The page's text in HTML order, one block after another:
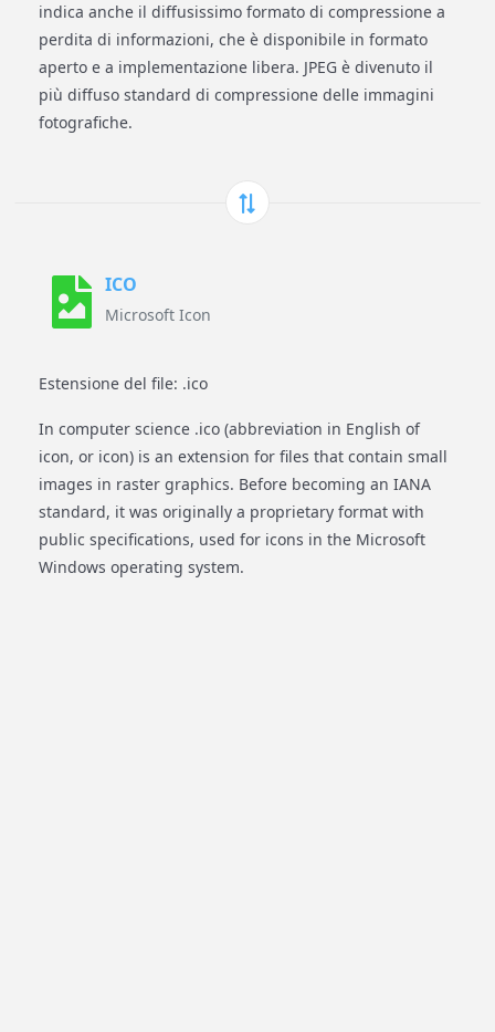
indica anche il diffusissimo formato di compressione a
perdita di informazioni, che è disponibile in formato
aperto e a implementazione libera. JPEG è divenuto il
più diffuso standard di compressione delle immagini
fotografiche.
ICO
Microsoft Icon
Estensione del file: .ico
In computer science .ico (abbreviation in English of
icon, or icon) is an extension for files that contain small
images in raster graphics. Before becoming an IANA
standard, it was originally a proprietary format with
public specifications, used for icons in the Microsoft
Windows operating system.